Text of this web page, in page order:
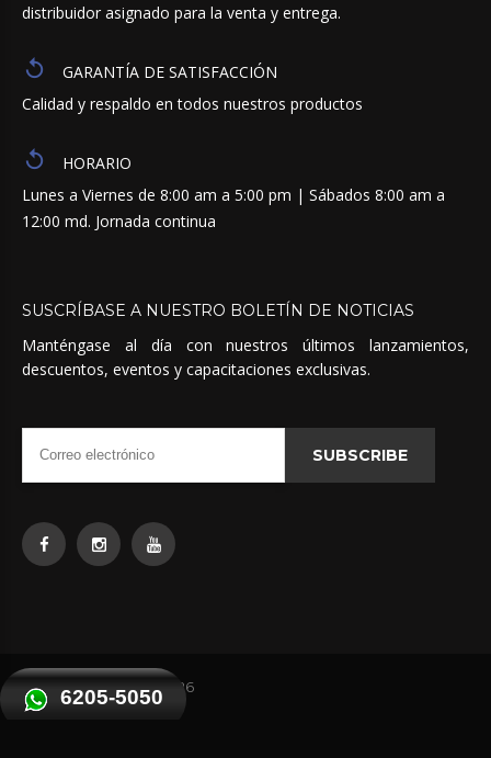
6205-5050
distribuidor asignado para la venta y entrega.
GARANTÍA DE SATISFACCIÓN
Calidad y respaldo en todos nuestros productos
HORARIO
Lunes a Viernes de 8:00 am a 5:00 pm | Sábados 8:00 am a
12:00 md. Jornada continua
SUSCRÍBASE A NUESTRO BOLETÍN DE NOTICIAS
Manténgase al día con nuestros últimos lanzamientos,
descuentos, eventos y capacitaciones exclusivas.
SUBSCRIBE
Quimicas Unidas © 2026